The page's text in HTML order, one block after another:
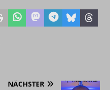
NÄCHSTER